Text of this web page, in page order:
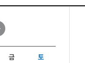
판
금 토